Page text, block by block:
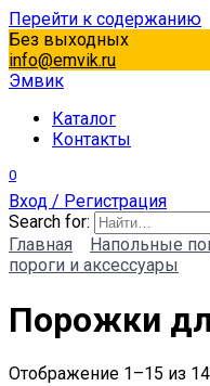
Перейти к содержанию
Без выходных
info@emvik.ru
Эмвик
Каталог
Контакты
0
Вход / Регистрация
Search for:
Главная
Напольные
пороги и аксессуары
Порожки
Отображение 1–15 из